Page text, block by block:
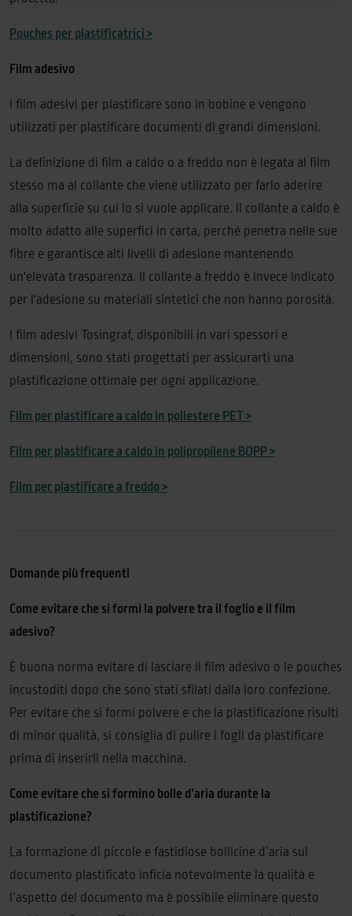
Pouches per plastificatrici >
Film adesivo
I film adesivi per plastificare sono in bobine e vengono
utilizzati per plastificare documenti di grandi dimensioni.
La definizione di film a caldo o a freddo non è legata al film
stesso ma al collante che viene utilizzato per farlo aderire
alla superficie su cui lo si vuole applicare. Il collante a caldo è
molto adatto alle superfici in carta, perché penetra nelle sue
fibre e garantisce alti livelli di adesione mantenendo
un'elevata trasparenza. Il collante a freddo è invece indicato
per l'adesione su materiali sintetici che non hanno porosità.
I film adesivi Tosingraf, disponibili in vari spessori e
dimensioni, sono stati progettati per assicurarti una
plastificazione ottimale per ogni applicazione.
Film per plastificare a caldo in poliestere PET >
Film per plastificare a caldo in polipropilene BOPP >
Film per plastificare a freddo >
Domande più frequenti
Come evitare che si formi la polvere tra il foglio e il film
adesivo?
È buona norma evitare di lasciare il film adesivo o le pouches
incustoditi dopo che sono stati sfilati dalla loro confezione.
Per evitare che si formi polvere e che la plastificazione risulti
di minor qualità, si consiglia di pulire i fogli da plastificare
prima di inserirli nella macchina.
Come evitare che si formino bolle d’aria durante la
plastificazione?
La formazione di piccole e fastidiose bollicine d’aria sul
documento plastificato inficia notevolmente la qualità e
l’aspetto del documento ma è possibile eliminare questo